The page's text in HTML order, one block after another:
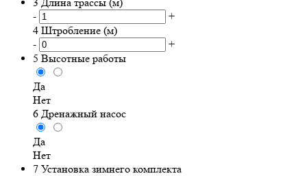
-
+
4 Штробление (м)
-
+
5 Высотные работы
Да
Нет
6 Дренажный насос
Да
Нет
7 Установка зимнего комплекта